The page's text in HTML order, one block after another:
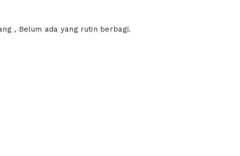
, Belum ada yang rutin berbagi.